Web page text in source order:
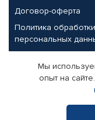
Договор-оферта
Политика обработки
персональных
Партнерам
Корпоративным
Поставщикам
Мы
опыт на